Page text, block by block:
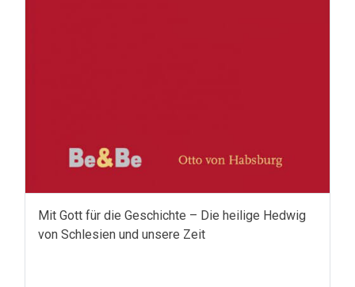
Mit Gott für die Geschichte – Die heilige Hedwig
von Schlesien und unsere Zeit